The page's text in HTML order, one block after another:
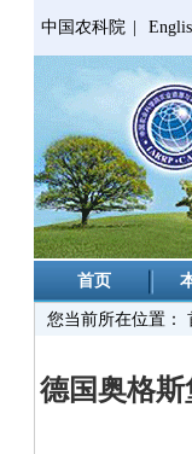
中国农科院
首页
您当前所在位置：
德国奥格